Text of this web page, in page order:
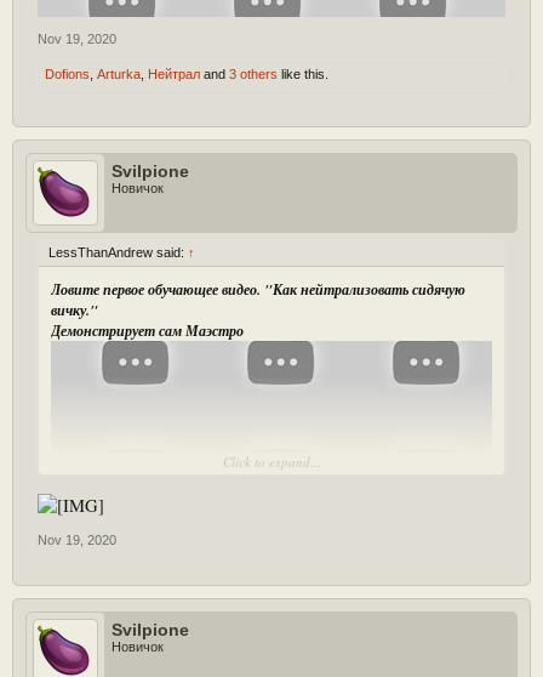
Nov 19, 2020
Dofions Arturka Нейтрал and 3 others like this.
Svilpione
Новичок
LessThanAndrew said: ↑
Ловите первое обучающее видео. "Как нейтрализовать сидячую
вичку."
Демонстрирует сам Маэстро
Click to expand...
Nov 19, 2020
Svilpione
Новичок